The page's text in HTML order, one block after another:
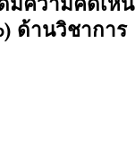
ด้านวิชาการ